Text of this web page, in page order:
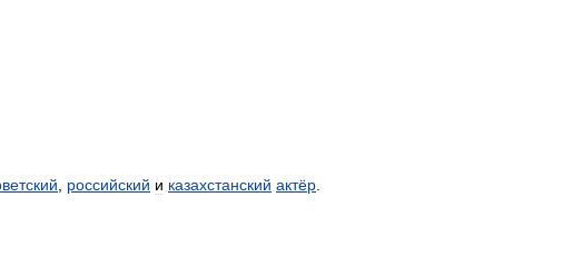
российский и казахстанский актёр